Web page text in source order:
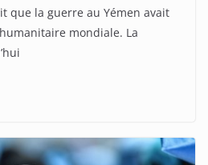
que la guerre au Yémen avait
mondiale. La